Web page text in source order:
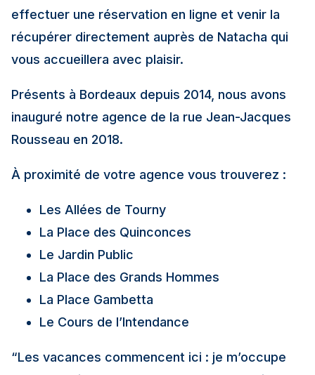
effectuer une réservation en ligne et venir la
récupérer directement auprès de Natacha qui
vous accueillera avec plaisir.
Présents à Bordeaux depuis 2014, nous avons
inauguré notre agence de la rue Jean-Jacques
Rousseau en 2018.
À proximité de votre agence vous trouverez :
Les Allées de Tourny
La Place des Quinconces
Le Jardin Public
La Place des Grands Hommes
La Place Gambetta
Le Cours de l’Intendance
“Les vacances commencent ici : je m’occupe